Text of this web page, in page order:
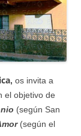
, os invita a
el objetivo de
(según San
(según el